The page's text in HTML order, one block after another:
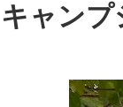
キャン